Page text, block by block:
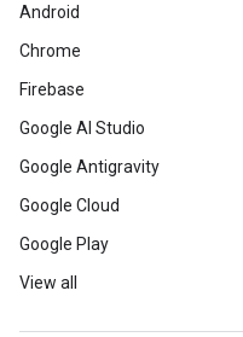
Android
Chrome
Firebase
Google AI Studio
Google Antigravity
Google Cloud
Google Play
View all